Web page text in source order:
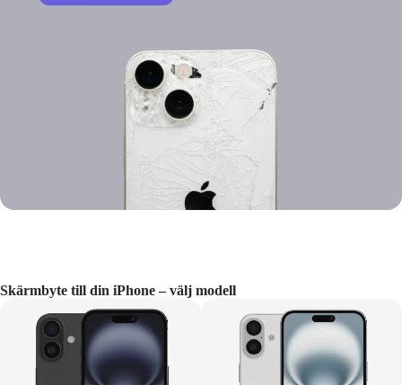
Skärmbyte till din iPhone – välj modell